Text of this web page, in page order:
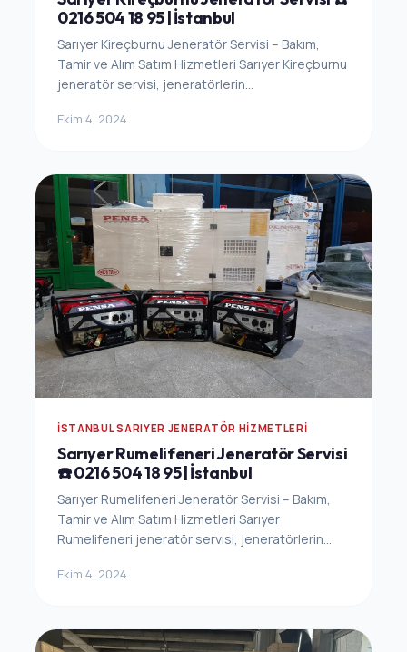
0216 504 18 95 | İstanbul
Sarıyer Kireçburnu Jeneratör Servisi – Bakım,
Tamir ve Alım Satım Hizmetleri Sarıyer Kireçburnu
jeneratör servisi, jeneratörlerin...
Ekim 4, 2024
İSTANBUL SARIYER JENERATÖR HIZMETLERI
Sarıyer Rumelifeneri Jeneratör Servisi
☎️ 0216 504 18 95 | İstanbul
Sarıyer Rumelifeneri Jeneratör Servisi – Bakım,
Tamir ve Alım Satım Hizmetleri Sarıyer
Rumelifeneri jeneratör servisi, jeneratörlerin...
Ekim 4, 2024